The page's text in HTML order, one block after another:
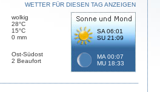
WETTER FÜR DIESEN TAG ANZEIGEN
wolkig
28°C
15°C
0 mm
SA 06:01
SU 21:09
MA 00:07
MU 18:33
Ost-Südost
2 Beaufort